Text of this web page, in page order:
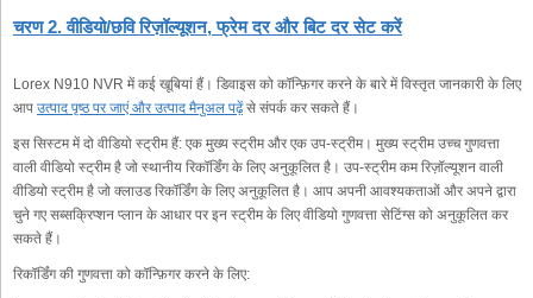
चरण 2. वीडियो/छवि रिज़ॉल्यूशन, फ्रेम दर और बिट दर सेट करें
Lorex N910 NVR में कई खूबियां हैं। डिवाइस को कॉन्फ़िगर करने के बारे में विस्तृत जानकारी के लिए
आप उत्पाद पृष्ठ पर जाएं और उत्पाद मैनुअल पढ़ेंसे संपर्क कर सकते हैं।
इस सिस्टम में दो वीडियो स्ट्रीम हैं: एक मुख्य स्ट्रीम और एक उप-स्ट्रीम। मुख्य स्ट्रीम उच्च गुणवत्ता
वाली वीडियो स्ट्रीम है जो स्थानीय रिकॉर्डिंग के लिए अनुकूलित है। उप-स्ट्रीम कम रिज़ॉल्यूशन वाली
वीडियो स्ट्रीम है जो क्लाउड रिकॉर्डिंग के लिए अनुकूलित है। आप अपनी आवश्यकताओं और अपने द्वारा
चुने गए सब्सक्रिप्शन प्लान के आधार पर इन स्ट्रीम के लिए वीडियो गुणवत्ता सेटिंग्स को अनुकूलित कर
सकते हैं।
रिकॉर्डिंग की गुणवत्ता को कॉन्फ़िगर करने के लिए: